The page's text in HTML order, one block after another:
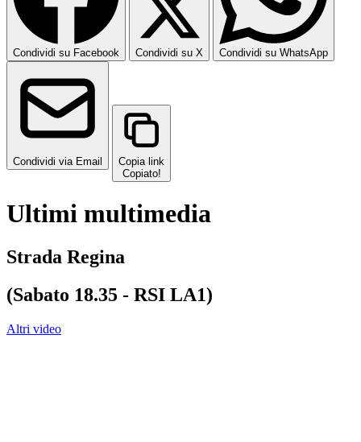
Condividi su Facebook Condividi su X Condividi su WhatsApp
Condividi via Email
Copia link
Copiato!
Ultimi multimedia
Strada Regina
(Sabato 18.35 - RSI LA1)
Altri video